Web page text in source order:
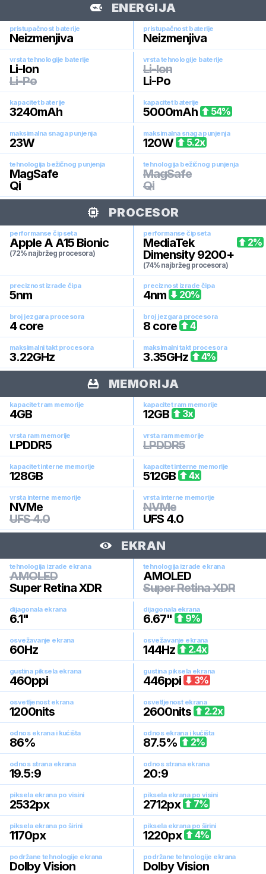
ENERGIJA
pristupačnost baterije
Neizmenjiva
pristupačnost baterije
Neizmenjiva
vrsta tehnologije baterije
Li-Ion
Li-Po
vrsta tehnologije baterije
Li-Ion
Li-Po
kapacitet baterije
3240mAh
kapacitet baterije
5000mAh 54%
maksimalna snaga punjenja
23W
maksimalna snaga punjenja
120W 5.2x
tehnologija bežičnog punjenja
MagSafe
Qi
tehnologija bežičnog punjenja
MagSafe
Qi
PROCESOR
performanse čipseta
Apple A A15 Bionic
(72% najbržeg procesora)
performanse čipseta
MediaTek
Dimensity 9200+
(74% najbržeg procesora)
2%
preciznost izrade čipa
5nm
preciznost izrade čipa
4nm 20%
broj jezgara procesora
4core
broj jezgara procesora
8 core 4
maksimalni takt procesora
3.22GHz
maksimalni takt procesora
3.35GHz 4%
MEMORIJA
kapacitet ram memorije
4GB
kapacitet ram memorije
12GB 3x
vrsta ram memorije
LPDDR5
vrsta ram memorije
LPDDR5
kapacitet interne memorije
128GB
kapacitet interne memorije
512GB 4x
vrsta interne memorije
NVMe
UFS 4.0
vrsta interne memorije
NVMe
UFS 4.0
EKRAN
tehnologija izrade ekrana
AMOLED
Super Retina XDR
tehnologija izrade ekrana
AMOLED
Super Retina XDR
dijagonala ekrana
6.1"
dijagonala ekrana
6.67" 9%
osvežavanje ekrana
60Hz
osvežavanje ekrana
144Hz 2.4x
gustina piksela ekrana
460ppi
gustina piksela ekrana
446ppi 3%
osvetljenost ekrana
1200nits
osvetljenost ekrana
2600nits 2.2x
odnos ekrana i kućišta
86%
odnos ekrana i kućišta
87.5% 2%
odnos strana ekrana
19.5:9
odnos strana ekrana
20:9
piksela ekrana po visini
2532px
piksela ekrana po visini
2712px 7%
piksela ekrana po širini
1170px
piksela ekrana po širini
1220px 4%
podržane tehnologije ekrana
Dolby Vision
podržane tehnologije ekrana
Dolby Vision